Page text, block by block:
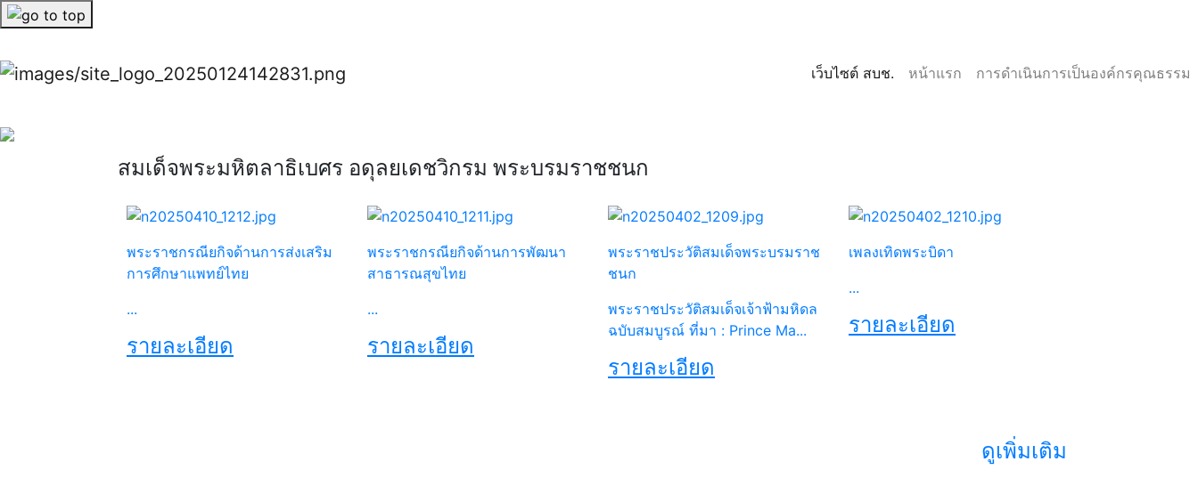
เว็บไซต์ สบช. (current)
หน้าแรก (current)
การดำเนินการเป็นองค์กรคุณธรรม
สมเด็จพระมหิตลาธิเบศร อดุลยเดชวิกรม พระบรมราชชนก
พระราชกรณียกิจด้านการส่งเสริม
การศึกษาแพทย์ไทย
...
รายละเอียด
พระราชกรณียกิจด้านการพัฒนา
สาธารณสุขไทย
...
รายละเอียด
พระราชประวัติสมเด็จพระบรมราช
ชนก
พระราชประวัติสมเด็จเจ้าฟ้ามหิดล
ฉบับสมบูรณ์ ที่มา : Prince Ma...
รายละเอียด
เพลงเทิดพระบิดา
...
รายละเอียด
ดูเพิ่มเติม